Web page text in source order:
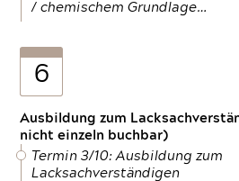
/ chemischem Grundlage…
6
Ausbildung zum
nicht einzeln buchbar)
Termin 3/10: Ausbildung zum
Lacksachverständigen